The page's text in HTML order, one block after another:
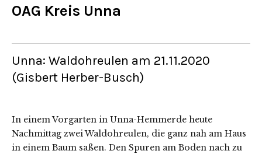
OAG Kreis Unna
Unna: Waldohreulen am 21.11.2020
(Gisbert Herber-Busch)
In einem Vorgarten in Unna-Hemmerde heute
Nachmittag zwei Waldohreulen, die ganz nah am Haus
in einem Baum saßen. Den Spuren am Boden nach zu